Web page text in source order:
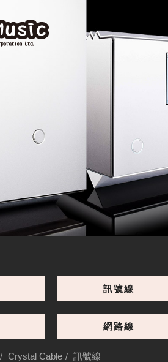
訊號線
網路線
Crystal Cable 訊號線